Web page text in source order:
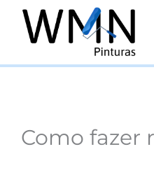
Como fazer